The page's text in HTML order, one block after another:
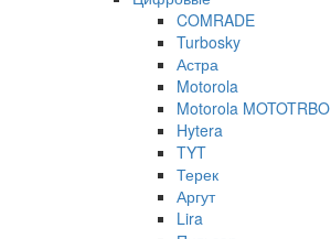
COMRADE
Turbosky
Астра
Motorola
Motorola MOTOTRBO
Hytera
TYT
Терек
Аргут
Lira